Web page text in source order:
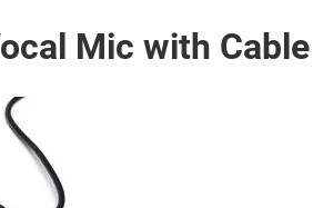
Mic with Cable